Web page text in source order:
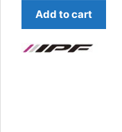
Add to cart